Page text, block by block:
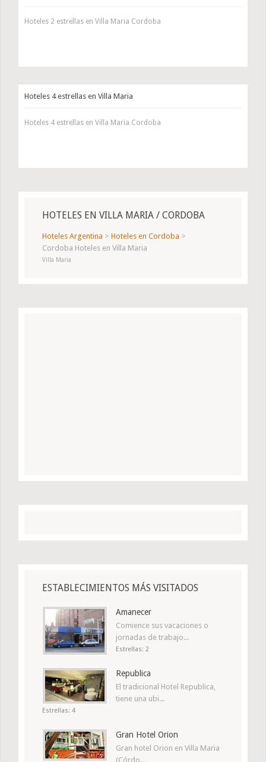
Hoteles 2 estrellas en Villa Maria Cordoba
Hoteles 4 estrellas en Villa Maria
Hoteles 4 estrellas en Villa Maria Cordoba
HOTELES EN VILLA MARIA / CORDOBA
Hoteles Argentina > Hoteles en Cordoba >
Cordoba Hoteles en Villa Maria
Villa Maria
ESTABLECIMIENTOS MÁS VISITADOS
Amanecer
Comience sus vacaciones o
jornadas de trabajo...
Estrellas: 2
Republica
El tradicional Hotel Republica,
tiene una ubi...
Estrellas: 4
Gran Hotel Orion
Gran hotel Orion en Villa Maria
(Córdo...